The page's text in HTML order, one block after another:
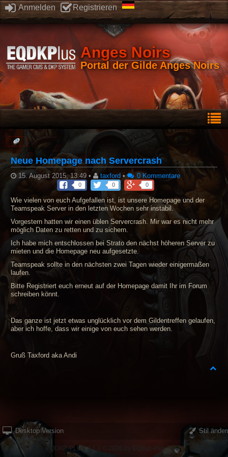
Anmelden Registrieren
Anges Noirs
Portal der Gilde Anges Noirs
Neue Homepage nach Servercrash
15. August 2015, 13:49 • taxford • 0 Kommentare
0 0 0
Wie vielen von euch Aufgefallen ist, ist unsere Homepage und der
Teamspeak Server in den letzten Wochen sehr instabil.
Vorgestern hatten wir einen üblen Servercrash. Mir war es nicht mehr
möglich Daten zu retten und zu sichern.
Ich habe mich entschlossen bei Strato den nächst höheren Server zu
mieten und die Homepage neu aufgesetzte.
Teamspeak sollte in den nächsten zwei Tagen wieder einigermaßen
laufen.
Bitte Registriert euch erneut auf der Homepage damit Ihr im Forum
schreiben könnt.
Das ganze ist jetzt etwas unglücklich vor dem Gildentreffen gelaufen,
aber ich hoffe, dass wir einige von euch sehen werden.
Gruß Taxford aka Andi
Desktop Version Stil
EQDKP-PLUS 2.1.3 © 2026 by EQdkp-Plus Team